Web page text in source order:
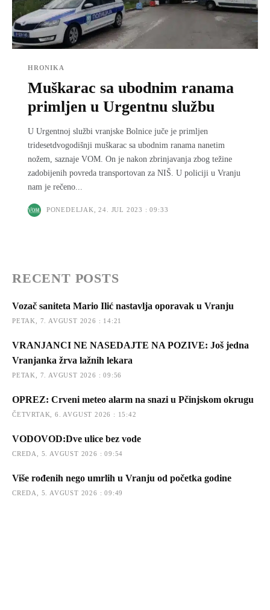
HRONIKA
Muškarac sa ubodnim ranama
primljen u Urgentnu službu
U Urgentnoj službi vranjske Bolnice juče je primljen
tridesetdvogodišnji muškarac sa ubodnim ranama nanetim
nožem, saznaje VOM. On je nakon zbrinjavanja zbog težine
zadobijenih povreda transportovan za NIŠ. U policiji u Vranju
nam je rečeno...
PONEDELJAK, 24. JUL 2023 : 09:33
RECENT POSTS
Vozač saniteta Mario Ilić nastavlja oporavak u Vranju
PETAK, 7. AVGUST 2026 : 14:21
VRANJANCI NE NASEDAJTE NA POZIVE: Još jedna
Vranjanka žrva lažnih lekara
PETAK, 7. AVGUST 2026 : 09:56
OPREZ: Crveni meteo alarm na snazi u Pčinjskom okrugu
ČETVRTAK, 6. AVGUST 2026 : 15:42
VODOVOD:Dve ulice bez vode
CREDA, 5. AVGUST 2026 : 09:54
Više rođenih nego umrlih u Vranju od početka godine
CREDA, 5. AVGUST 2026 : 09:49